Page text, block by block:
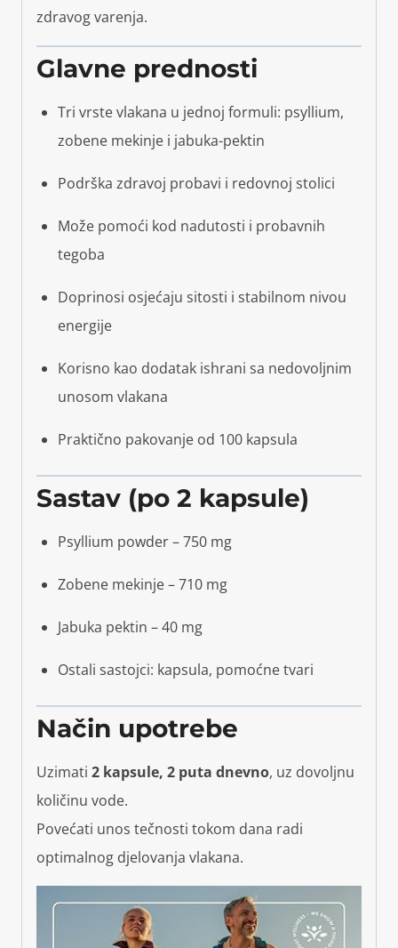
zdravog varenja.
Glavne prednosti
Tri vrste vlakana u jednoj formuli: psyllium,
zobene mekinje i jabuka-pektin
Podrška zdravoj probavi i redovnoj stolici
Može pomoći kod nadutosti i probavnih
tegoba
Doprinosi osjećaju sitosti i stabilnom nivou
energije
Korisno kao dodatak ishrani sa nedovoljnim
unosom vlakana
Praktično pakovanje od 100 kapsula
Sastav (po 2 kapsule)
Psyllium powder – 750 mg
Zobene mekinje – 710 mg
Jabuka pektin – 40 mg
Ostali sastojci: kapsula, pomoćne tvari
Način upotrebe
Uzimati 2 kapsule, 2 puta dnevno, uz dovoljnu
količinu vode.
Povećati unos tečnosti tokom dana radi
optimalnog djelovanja vlakana.